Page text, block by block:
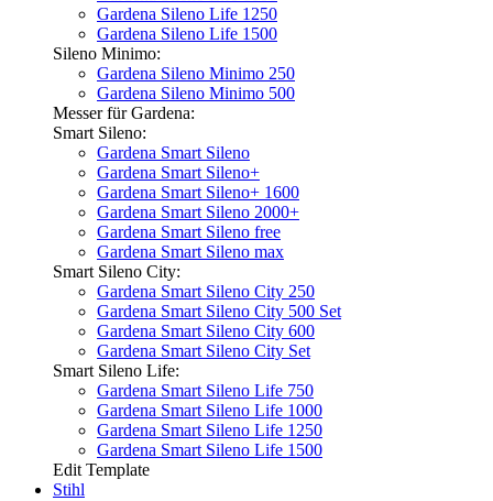
Gardena Sileno Life 1250
Gardena Sileno Life 1500
Sileno Minimo:
Gardena Sileno Minimo 250
Gardena Sileno Minimo 500
Messer für Gardena:
Smart Sileno:
Gardena Smart Sileno
Gardena Smart Sileno+
Gardena Smart Sileno+ 1600
Gardena Smart Sileno 2000+
Gardena Smart Sileno free
Gardena Smart Sileno max
Smart Sileno City:
Gardena Smart Sileno City 250
Gardena Smart Sileno City 500 Set
Gardena Smart Sileno City 600
Gardena Smart Sileno City Set
Smart Sileno Life:
Gardena Smart Sileno Life 750
Gardena Smart Sileno Life 1000
Gardena Smart Sileno Life 1250
Gardena Smart Sileno Life 1500
Edit Template
Stihl